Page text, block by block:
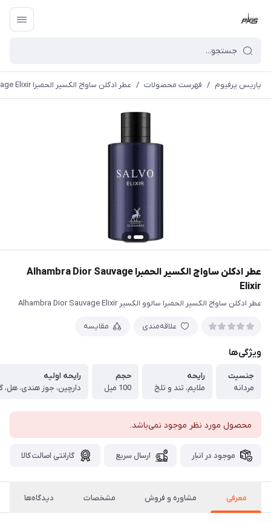
پاریس پرفیوم / فهرست محصولات / عطر ادکلن ساواج الکسیر الحمبرا Alhambra Dior Sauvage Elixir
عطر ادکلن ساواج الکسیر الحمبرا Alhambra Dior Sauvage
Elixir
عطر ادکلن ساواج الکسیر الحمبرا سالوو الکسیر Alhambra Dior Sauvage Elixir
علاقه‌مندی مقایسه
ویژگی‌ها
جنسیت
مردانه
رایحه
ملایم، تند و تلخ
حجم
100 میل
رایحه اولیه
دارچین، جوز هندی،
محصول مورد نظر موجود نمی‌باشد.
موجود در انبار ارسال سریع گارانتی اصالت کالا
معرفی مشاوره و فروش مشخصات دیدگاه‌ها